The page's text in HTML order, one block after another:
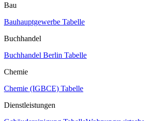
Bau
Bauhauptgewerbe Tabelle
Buchhandel
Buchhandel Berlin Tabelle
Chemie
Chemie (IGBCE) Tabelle
Dienstleistungen